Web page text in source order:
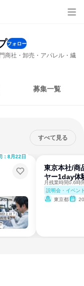
フォロー
商社・卸売・アパレル・繊
募集一覧
すべて見る
：8月22日
東京本社/商
ヤー1day体
説明会・イベン
東京都